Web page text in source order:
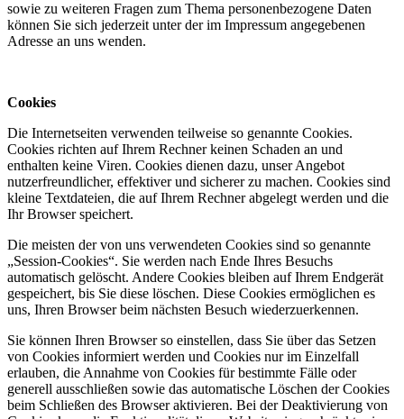
sowie zu weiteren Fragen zum Thema personenbezogene Daten
können Sie sich jederzeit unter der im Impressum angegebenen
Adresse an uns wenden.
Cookies
Die Internetseiten verwenden teilweise so genannte Cookies.
Cookies richten auf Ihrem Rechner keinen Schaden an und
enthalten keine Viren. Cookies dienen dazu, unser Angebot
nutzerfreundlicher, effektiver und sicherer zu machen. Cookies sind
kleine Textdateien, die auf Ihrem Rechner abgelegt werden und die
Ihr Browser speichert.
Die meisten der von uns verwendeten Cookies sind so genannte
„Session-Cookies“. Sie werden nach Ende Ihres Besuchs
automatisch gelöscht. Andere Cookies bleiben auf Ihrem Endgerät
gespeichert, bis Sie diese löschen. Diese Cookies ermöglichen es
uns, Ihren Browser beim nächsten Besuch wiederzuerkennen.
Sie können Ihren Browser so einstellen, dass Sie über das Setzen
von Cookies informiert werden und Cookies nur im Einzelfall
erlauben, die Annahme von Cookies für bestimmte Fälle oder
generell ausschließen sowie das automatische Löschen der Cookies
beim Schließen des Browser aktivieren. Bei der Deaktivierung von